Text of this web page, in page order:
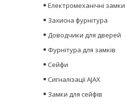
Електромеханічні замки
Захисна фурнітура
Доводчики для дверей
Фурнітура для замків
Сейфи
Сигналізації AJAX
Замки для сейфів